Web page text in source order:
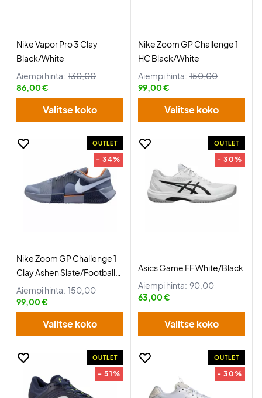
Nike Vapor Pro 3 Clay
Black/White
Aiempi hinta: 130,00
86,00 €
Valitse koko
Nike Zoom GP Challenge 1
HC Black/White
Aiempi hinta: 150,00
99,00 €
Valitse koko
OUTLET
- 34%
Nike Zoom GP Challenge 1
Clay Ashen Slate/Football
Grey
Aiempi hinta: 150,00
99,00 €
Valitse koko
OUTLET
- 30%
Asics Game FF White/Black
Aiempi hinta: 90,00
63,00 €
Valitse koko
OUTLET
- 51%
OUTLET
- 30%